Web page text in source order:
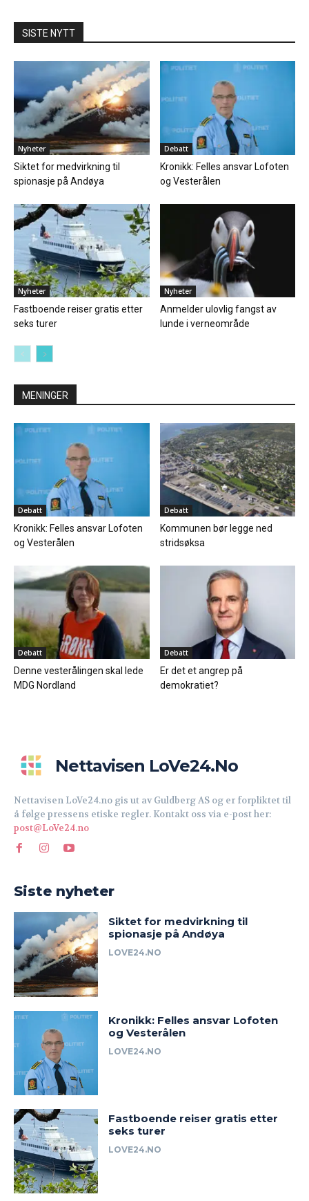
SISTE NYTT
Nyheter
Siktet for medvirkning til
spionasje på Andøya
Debatt
Kronikk: Felles ansvar Lofoten
og Vesterålen
Nyheter
Fastboende reiser gratis etter
seks turer
Nyheter
Anmelder ulovlig fangst av
lunde i verneområde
MENINGER
Debatt
Kronikk: Felles ansvar Lofoten
og Vesterålen
Debatt
Kommunen bør legge ned
stridsøksa
Debatt
Denne vesterålingen skal lede
MDG Nordland
Debatt
Er det et angrep på
demokratiet?
Nettavisen LoVe24.no
Nettavisen LoVe24.no gis ut av Guldberg AS og er forpliktet til
å følge pressens etiske regler. Kontakt oss via e-post her:
post@LoVe24.no
Siste nyheter
Siktet for medvirkning til
spionasje på Andøya
LOVE24.NO
Kronikk: Felles ansvar Lofoten
og Vesterålen
LOVE24.NO
Fastboende reiser gratis etter
seks turer
LOVE24.NO